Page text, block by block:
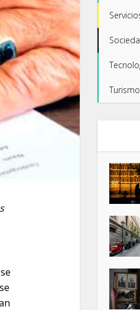
Turismo